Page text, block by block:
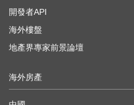
開發者API
海外樓盤
地產界專家前景論壇
海外房產